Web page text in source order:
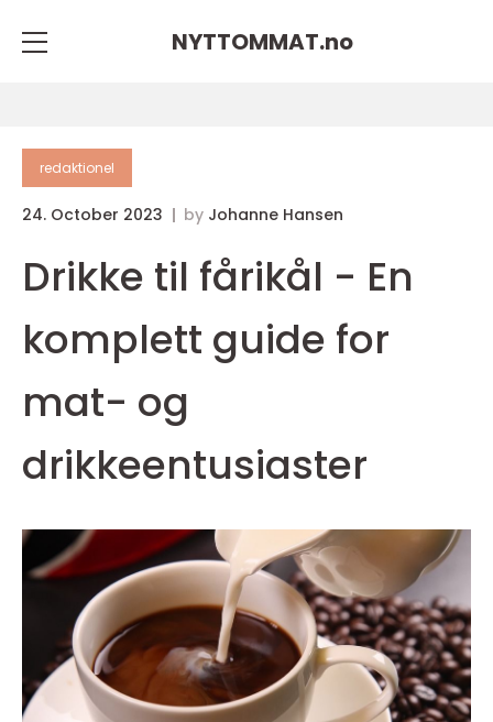
NYTTOMMAT.no
redaktionel
24. October 2023 by Johanne Hansen
Drikke til fårikål - En
komplett guide for
mat- og
drikkeentusiaster